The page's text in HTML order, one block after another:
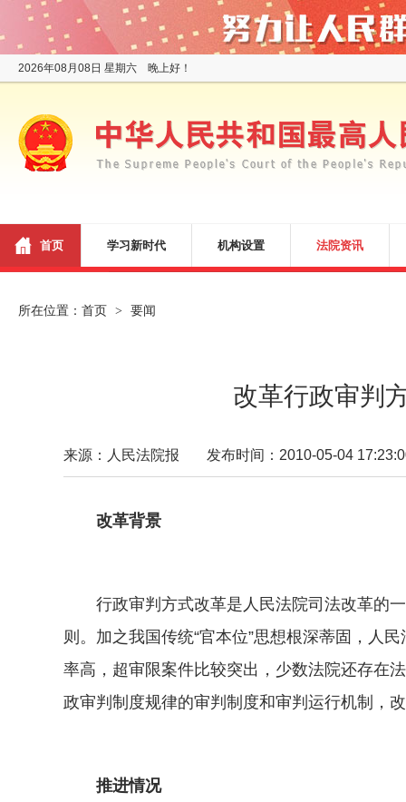
2026年08月08日 星期六 晚上好！
首页 学习新时代 机构设置 法院资讯
所在位置： 首页 > 要闻
改革行政审判
来源：人民法院报 发布时间：2010-05-04
改革背景
行政审判方式改革是人民法院司法改革的一
则。加之我国传统“官本位”思想根深蒂固，人
率高，超审限案件比较突出，少数法院还存在
政审判制度规律的审判制度和审判运行机制，
推进情况